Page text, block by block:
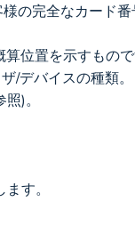
位置を示すもので
/デバイスの種類。
)。
す。